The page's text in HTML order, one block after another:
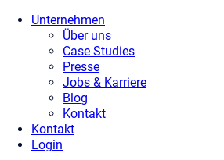
Unternehmen
Über uns
Case Studies
Presse
Jobs & Karriere
Blog
Kontakt
Kontakt
Login